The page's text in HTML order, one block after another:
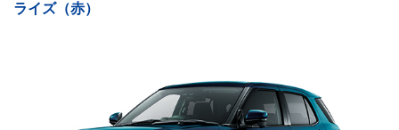
ライズ（赤）